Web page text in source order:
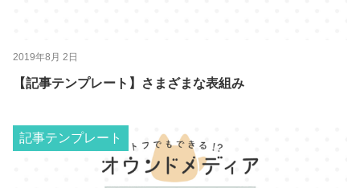
2019年8月 2日
【記事テンプレート】さまざまな表組み
記事テンプレート